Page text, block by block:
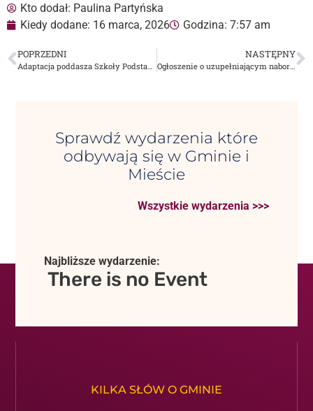
Kto dodał: Paulina Partyńska
Kiedy dodane: 16 marca, 2026 Godzina: 7:57 am
POPRZEDNI NASTĘPNY
Ogłoszenie o uzupełniającym naborze uczestników do Programu „Opieka wytchnieniowa” dla Jednostek Samorządu Terytorialnego – edycja 2026
Sprawdź wydarzenia które
odbywają się w Gminie i
Mieście
Wszystkie wydarzenia >>>
Najbliższe wydarzenie:
There is no Event
KILKA SŁÓW O GMINIE